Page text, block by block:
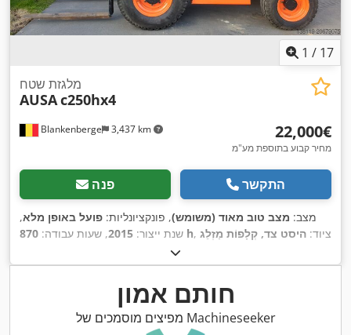
1 / 17
Blankenberge 3,437 km
מלגזת שטח
AUSAc250hx4
‏22,000 ‏€
מחיר קבוע בתוספת מע"מ
פנה התקשר
מצב: מצב טוב מאוד (משומש), פונקציונליות: פועל באופן מלא,
שנת ייצור: 2015, שעות עבודה: 870 h , ציוד: היסט צד, קְלָפוֹת מַזְלֵג
חותם אמון
מפיצים מוסמכים של Machineseeker